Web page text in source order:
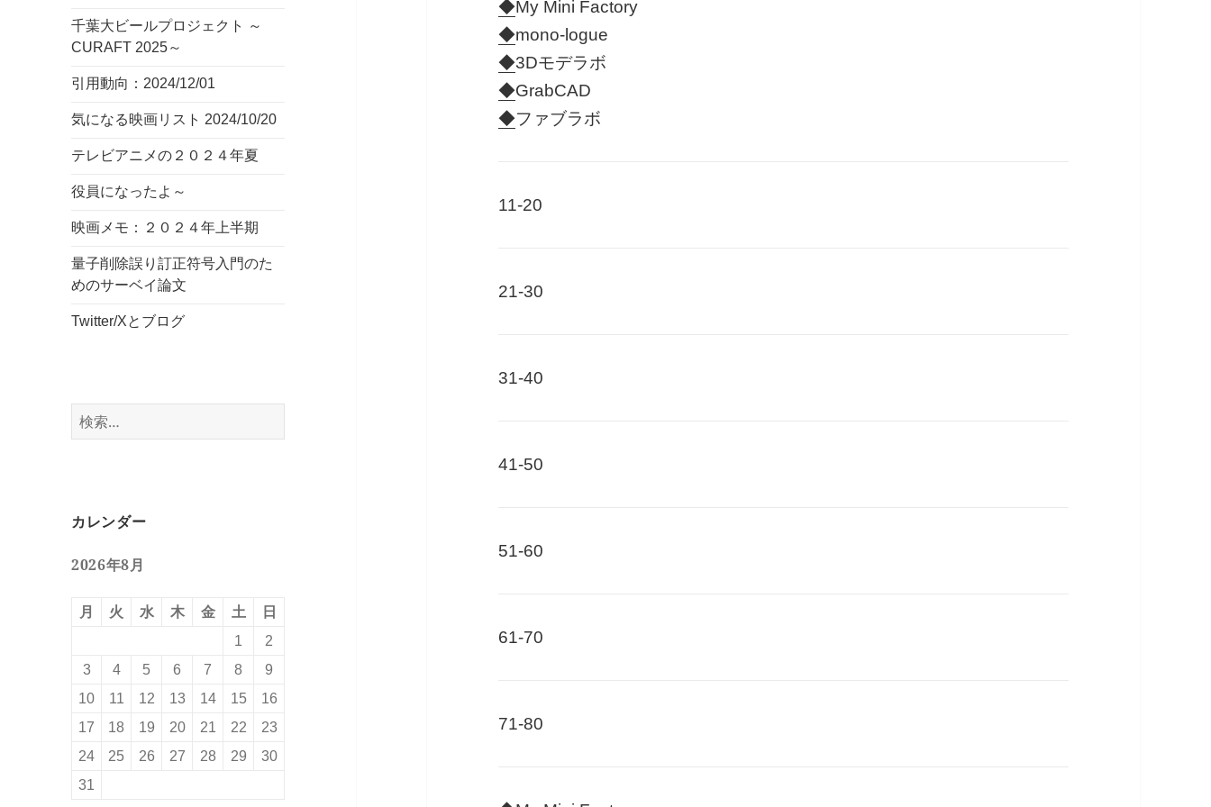
千葉大ビールプロジェクト ～
CURAFT 2025～
引用動向：2024/12/01
気になる映画リスト 2024/10/20
テレビアニメの２０２４年夏
役員になったよ～
映画メモ：２０２４年上半期
量子削除誤り訂正符号入門のた
めのサーベイ論文
Twitter/Xとブログ
検
カレンダー
2026年8月
月 火 水 木 金 土
日
1
2
3
4 5 6 7 8
9
10
11 12 13 14 15
16
17
18 19 20 21 22
23
24
25 26 27 28 29
30
31
◆My Mini Factory
◆mono-logue
◆3Dモデラボ
◆GrabCAD
◆ファブラボ
11-20
21-30
31-40
41-50
51-60
61-70
71-80